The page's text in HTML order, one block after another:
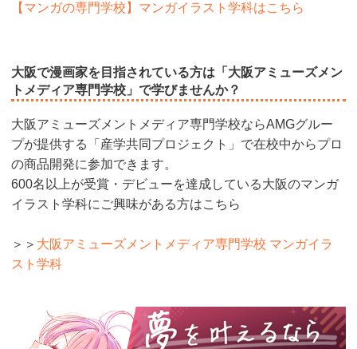
【マンガの専門学校】マンガイラスト学科はこちら
大阪で漫画家を目指されている方は「大阪アミューズメン
トメディア専門学校」で学びませんか？
大阪アミューズメントメディア専門学校ならAMGグルー
プが提供する「産学共同プロジェクト」で在校中からプロ
の商品開発に参加できます。
600名以上が受賞・デビューを達成している大阪のマンガ
イラスト学科にご興味がある方はこちら
＞＞ 大阪アミューズメントメディア専門学校 マンガイラ
スト学科